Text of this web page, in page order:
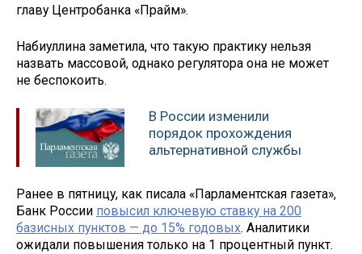
главу Центробанка «Прайм».
Набиуллина заметила, что такую практику нельзя
назвать массовой, однако регулятора она не может
не беспокоить.
В России изменили
порядок прохождения
альтернативной службы
Ранее в пятницу, как писала «Парламентская газета»,
Банк России повысил ключевую ставку на 200
базисных пунктов — до 15% годовых. Аналитики
ожидали повышения только на 1 процентный пункт.